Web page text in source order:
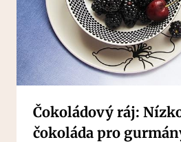
Čokoládový ráj:
čokoláda pro